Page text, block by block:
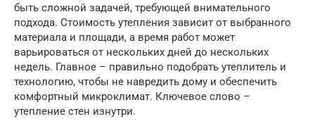
быть сложной задачей, требующей внимательного
подхода. Стоимость утепления зависит от выбранного
материала и площади, а время работ может
варьироваться от нескольких дней до нескольких
недель. Главное – правильно подобрать утеплитель и
технологию, чтобы не навредить дому и обеспечить
комфортный микроклимат. Ключевое слово –
утепление стен изнутри.